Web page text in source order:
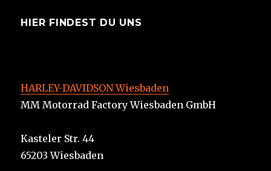
HIER FINDEST DU UNS
HARLEY-DAVIDSON Wiesbaden
MM Motorrad Factory Wiesbaden GmbH
Kasteler Str. 44
65203 Wiesbaden